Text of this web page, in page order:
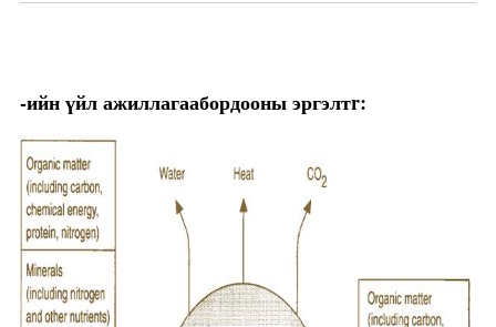
-ийн үйл ажиллагаабордооны эргэлтr: